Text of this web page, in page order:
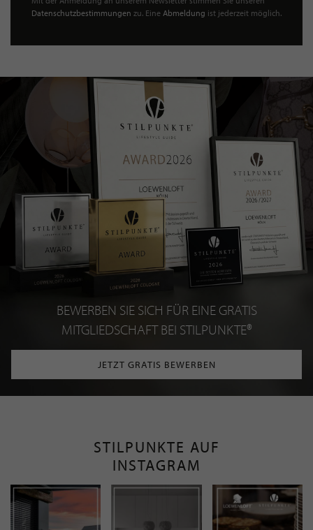
Datenschutzbestimmungen zu. Eine Abmeldung ist jederzeit möglich.
BEWERBEN SIE SICH FÜR EINE GRATIS
MITGLIEDSCHAFT BEI STILPUNKTE®
JETZT GRATIS BEWERBEN
STILPUNKTE AUF
INSTAGRAM